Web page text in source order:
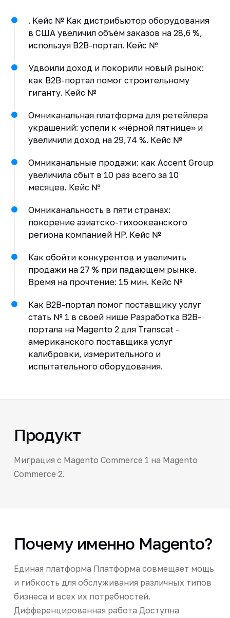
. Кейс № Как дистрибьютор оборудования
в США увеличил объём заказов на 28,6 %,
используя B2B-портал. Кейс №
Удвоили доход и покорили новый рынок:
как B2B-портал помог строительному
гиганту. Кейс №
Омниканальная платформа для ретейлера
украшений: успели к «чёрной пятнице» и
увеличили доход на 29,74 %. Кейс №
Омниканальные продажи: как Accent Group
увеличила сбыт в 10 раз всего за 10
месяцев. Кейс №
Омниканальность в пяти странах:
покорение азиатско-тихоокеанского
региона компанией HP. Кейс №
Как обойти конкурентов и увеличить
продажи на 27 % при падающем рынке.
Время на прочтение: 15 мин. Кейс №
Как B2B-портал помог поставщику услуг
стать № 1 в своей нише Разработка B2B-
портала на Magento 2 для Transcat -
американского поставщика услуг
калибровки, измерительного и
испытательного оборудования.
Продукт
Миграция с Magento Commerce 1 на Magento
Commerce 2.
Почему именно Magento?
Единая платформа Платформа совмещает мощь
и гибкость для обслуживания различных типов
бизнеса и всех их потребностей.
Дифференцированная работа Доступна